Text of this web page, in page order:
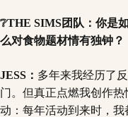
❔THE SIMS团队：你是
么对食物题材情有独钟？
JESS： 多年来我经历了
门。但真正点燃我创作热
动：每年活动到来时，